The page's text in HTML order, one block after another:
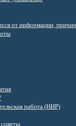
от информации,
работа (НИР)